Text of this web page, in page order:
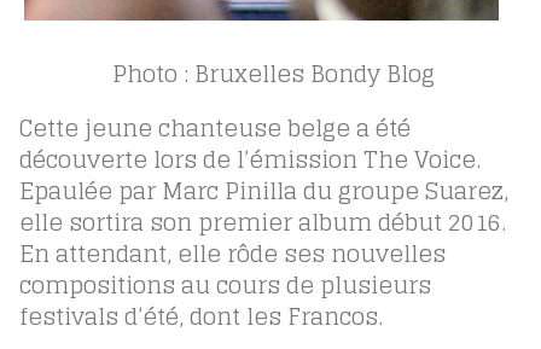
Photo : Bruxelles Bondy Blog
Cette jeune chanteuse belge a été
découverte lors de l’émission The Voice.
Epaulée par Marc Pinilla du groupe Suarez,
elle sortira son premier album début 2016.
En attendant, elle rôde ses nouvelles
compositions au cours de plusieurs
festivals d’été, dont les Francos.